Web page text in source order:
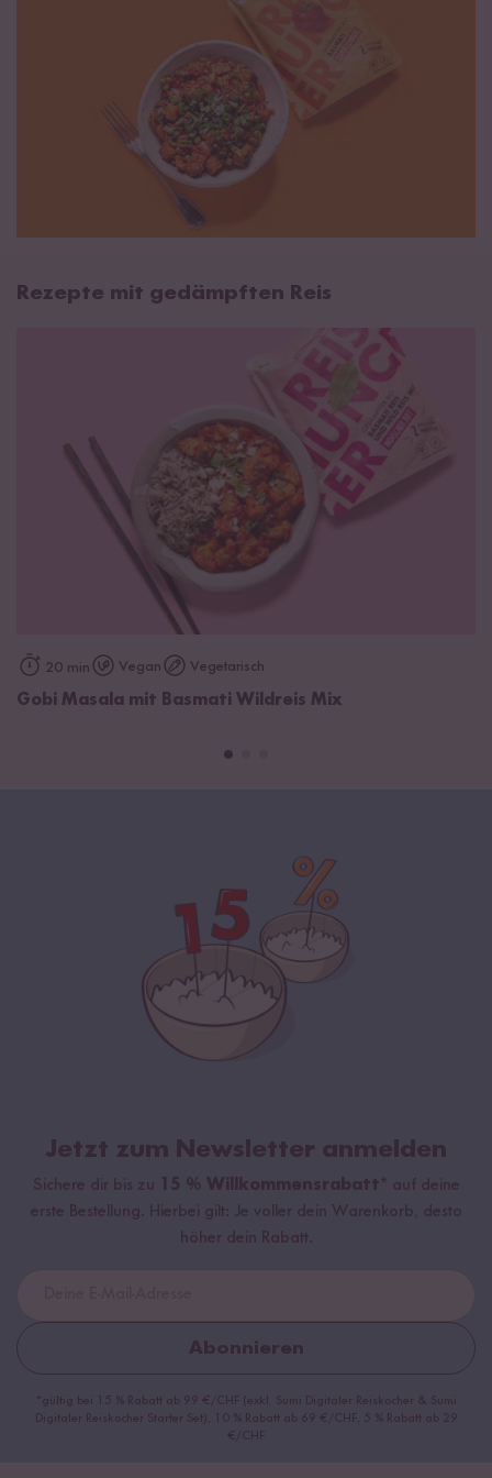
Rezepte mit gedämpften Reis
20 min Vegan Vegetarisch
Gobi Masala mit Basmati Wildreis Mix
Jetzt zum Newsletter anmelden
Sichere dir bis zu 15 % Willkommensrabatt* auf deine
erste Bestellung. Hierbei gilt: Je voller dein Warenkorb, desto
höher dein Rabatt.
Abonnieren
*gültig bei 15 % Rabatt ab 99 €/CHF (exkl. Sumi Digitaler Reiskocher & Sumi
Digitaler Reiskocher Starter Set), 10 % Rabatt ab 69 €/CHF, 5 % Rabatt ab 29
€/CHF